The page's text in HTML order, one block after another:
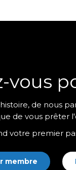
vous
de nous
de vous prêter
votre premier
membre